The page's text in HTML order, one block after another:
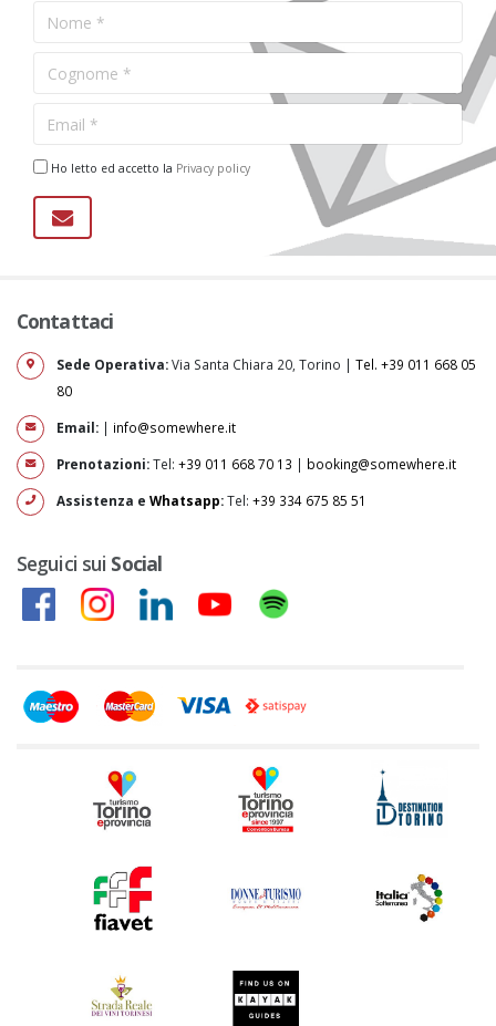
Ho letto ed accetto la Privacy policy
Contattaci
Sede Operativa:Via Santa Chiara 20, Torino | Tel. +39 011 668 05
80
Email: | info@somewhere.it
Prenotazioni:Tel: +39 011 668 70 13 | booking@somewhere.it
Assistenza e Whatsapp:Tel: +39 334 675 85 51
Seguici sui Social